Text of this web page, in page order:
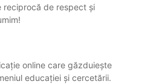
reciprocă de respect și
online care găzduiește
educației și cercetării.